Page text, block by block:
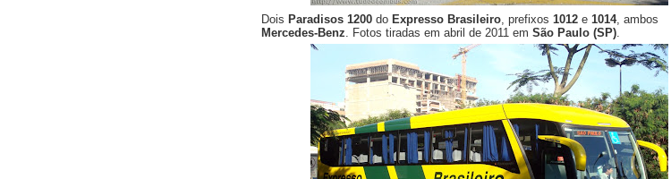
Dois Paradisos 1200 do Expresso Brasileiro , prefixos 1012 e 1014, ambos
Mercedes-Benz . Fotos tiradas em abril de 2011 em São Paulo (SP)